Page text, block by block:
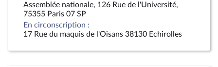
Assemblée nationale, 126 Rue de l'Université,
75355 Paris 07 SP
En circonscription :
17 Rue du maquis de l'Oisans 38130 Echirolles